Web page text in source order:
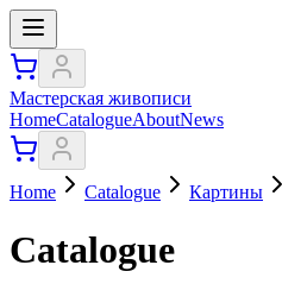
Мастерская живописи
HomeCatalogueAboutNews
Home Catalogue Картины
Catalogue